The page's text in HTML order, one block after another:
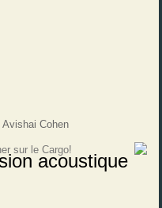
Avishai Cohen
acoustique